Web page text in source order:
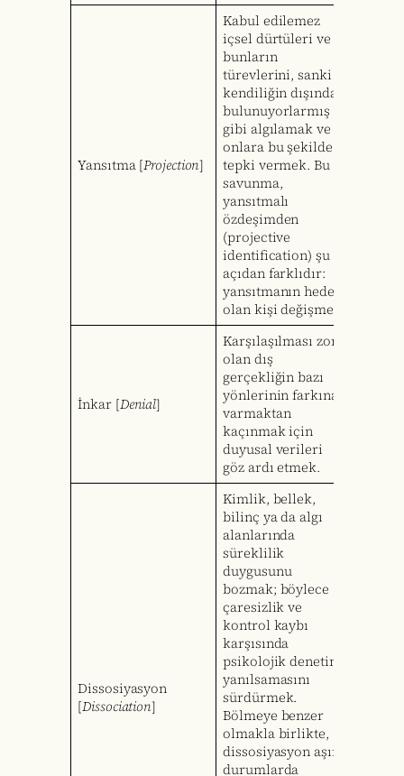
Yansıtma [Projection]
Kabul edilemez
içsel dürtüleri ve
bunların
türevlerini, sanki
kendiliğin dışında
bulunuyorlarmış
gibi algılamak ve
onlara bu şekilde
tepki vermek. Bu
savunma,
yansıtmalı
özdeşimden
(projective
identification) şu
açıdan farklıdır:
yansıtmanın hedefi
olan kişi değişmez.
İnkar [Denial]
Karşılaşılması zor
olan dış
gerçekliğin bazı
yönlerinin farkına
varmaktan
kaçınmak için
duyusal verileri
göz ardı etmek.
Dissosiyasyon
[Dissociation]
Kimlik, bellek,
bilinç ya da algı
alanlarında
süreklilik
duygusunu
bozmak; böylece
çaresizlik ve
kontrol kaybı
karşısında
psikolojik denetim
yanılsamasını
sürdürmek.
Bölmeye benzer
olmakla birlikte,
dissosiyasyon aşırı
durumlarda